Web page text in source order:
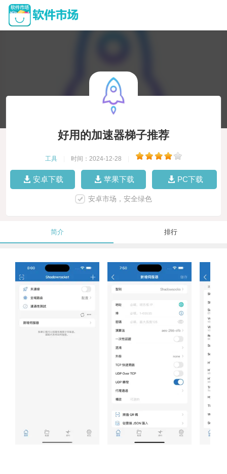
好用的加速器梯子推荐
工具 时间：2024-12-28
安卓下载 苹果下载 PC下载
安卓市场，安全绿色
简介 排行